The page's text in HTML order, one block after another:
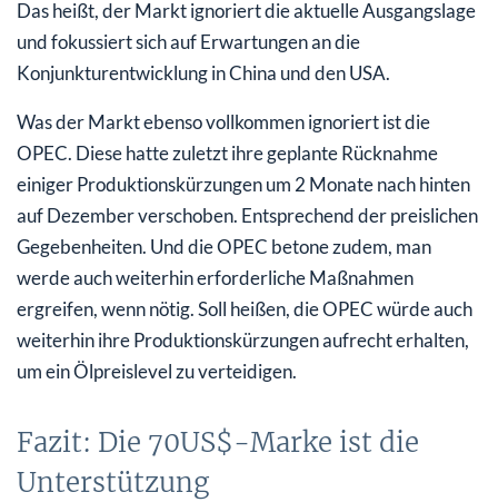
Das heißt, der Markt ignoriert die aktuelle Ausgangslage
und fokussiert sich auf Erwartungen an die
Konjunkturentwicklung in China und den USA.
Was der Markt ebenso vollkommen ignoriert ist die
OPEC. Diese hatte zuletzt ihre geplante Rücknahme
einiger Produktionskürzungen um 2 Monate nach hinten
auf Dezember verschoben. Entsprechend der preislichen
Gegebenheiten. Und die OPEC betone zudem, man
werde auch weiterhin erforderliche Maßnahmen
ergreifen, wenn nötig. Soll heißen, die OPEC würde auch
weiterhin ihre Produktionskürzungen aufrecht erhalten,
um ein Ölpreislevel zu verteidigen.
Fazit: Die 70US$-Marke ist die
Unterstützung